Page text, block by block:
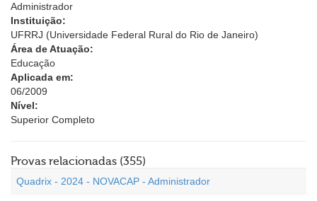
Administrador
Instituição:
UFRRJ (Universidade Federal Rural do Rio de Janeiro)
Área de Atuação:
Educação
Aplicada em:
06/2009
Nível:
Superior Completo
Provas relacionadas (355)
Quadrix - 2024 - NOVACAP - Administrador